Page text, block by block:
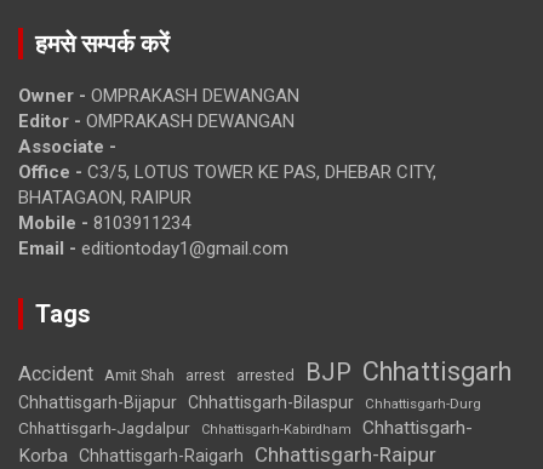
हमसे सम्पर्क करें
Owner - OMPRAKASH DEWANGAN
Editor - OMPRAKASH DEWANGAN
Associate -
Office - C3/5, LOTUS TOWER KE PAS, DHEBAR CITY,
BHATAGAON, RAIPUR
Mobile - 8103911234
Email - editiontoday1@gmail.com
Tags
Accident Amit Shah arrest arrested BJP Chhattisgarh
Chhattisgarh-Bijapur Chhattisgarh-Bilaspur Chhattisgarh-Durg
Chhattisgarh-Jagdalpur Chhattisgarh-Kabirdham
Chhattisgarh-
Korba Chhattisgarh-Raigarh Chhattisgarh-Raipur